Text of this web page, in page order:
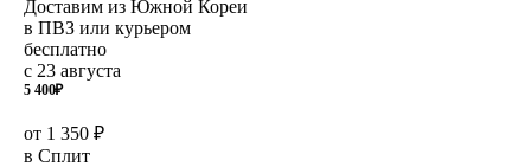
Доставим из Южной Кореи
в ПВЗ или курьером
бесплатно
с 23 августа
5 400₽
от 1 350 ₽
в Сплит